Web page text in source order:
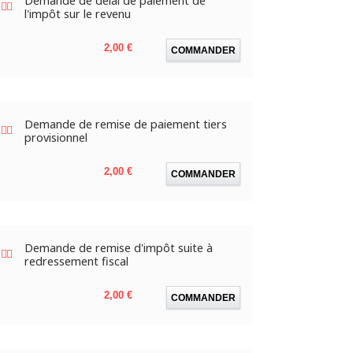
l'impôt sur le revenu
Prix
2,00 € COMMANDER
Demande de remise de paiement tiers
provisionnel
Prix
2,00 € COMMANDER
Demande de remise d'impôt suite à
redressement fiscal
Prix
2,00 € COMMANDER